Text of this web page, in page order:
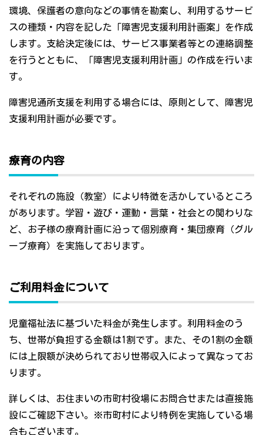
環境、保護者の意向などの事情を勘案し、利用するサービ
スの種類・内容を記した「障害児支援利用計画案」を作成
します。支給決定後には、サービス事業者等との連絡調整
を行うとともに、「障害児支援利用計画」の作成を行いま
す。
障害児通所支援を利用する場合には、原則として、障害児
支援利用計画が必要です。
療育の内容
それぞれの施設（教室）により特徴を活かしているところ
があります。学習・遊び・運動・言葉・社会との関わりな
ど、お子様の療育計画に沿って個別療育・集団療育（グル
ープ療育）を実施しております。
ご利用料金について
児童福祉法に基づいた料金が発生します。利用料金のう
ち、世帯が負担する金額は1割です。また、その1割の金額
には上限額が決められており世帯収入によって異なってお
ります。
詳しくは、お住まいの市町村役場にお問合せまたは直接施
設にご確認下さい。※市町村により特例を実施している場
合もございます。